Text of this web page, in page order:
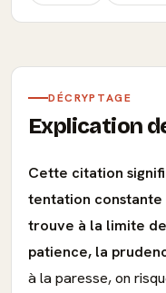
DÉCRYPTAGE
Explication
Cette citation
tentation
trouve à la limite
patience, la
à la paresse, on